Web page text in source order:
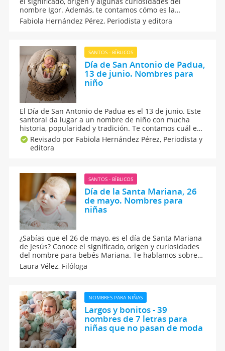
nombre Igor. Además, te contamos cómo es la
personalidad de los pequeños que llevan este original
apodo y con qué otros nombres puede combinarse. Si
letra I.
Fabiola Hernández Pérez, Periodista y editora
SANTOS - BÍBLICOS
Día de San Antonio de Padua,
13 de junio. Nombres para
niño
El Día de San Antonio de Padua es el 13 de junio. Este
santoral da lugar a un nombre de niño con mucha
historia, popularidad y tradición. Te contamos cuál es
el significado y origen de este nombre y por qué este
santo es venerado. No te pierdas el santoral de San
Revisado por Fabiola Hernández Pérez, Periodista y
editora
SANTOS - BÍBLICOS
Día de la Santa Mariana, 26
de mayo. Nombres para
niñas
¿Sabías que el 26 de mayo, es el día de Santa Mariana
de Jesús? Conoce el significado, origen y curiosidades
del nombre para bebés Mariana. Te hablamos sobre
el calendario santoral de la onomástica de todos los
nombres de santo. Aquí están los mejores nombres
Laura Vélez, Filóloga
NOMBRES PARA NIÑAS
Largos y bonitos - 39
nombres de 7 letras para
niñas que no pasan de moda